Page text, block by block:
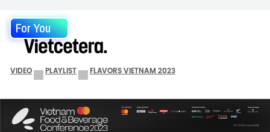
For You
VIDEO PLAYLIST FLAVORS VIETNAM 2023